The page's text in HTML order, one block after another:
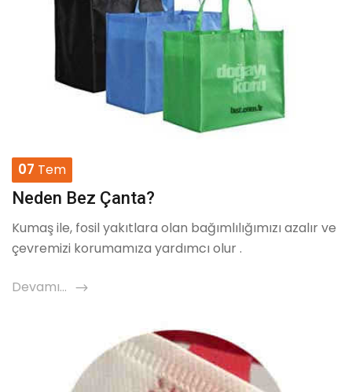
07 Tem
Neden Bez Çanta?
Kumaş ile, fosil yakıtlara olan bağımlılığımızı azalır ve
çevremizi korumamıza yardımcı olur .
Devamı...